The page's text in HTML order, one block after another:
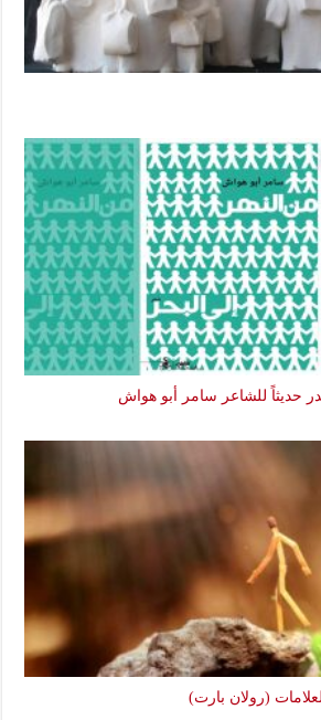
حديثاً للشاعر سامر أبو هواش
(رولان بارت)